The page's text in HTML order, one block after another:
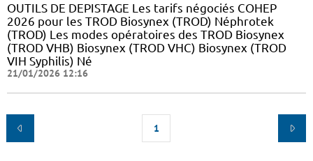
OUTILS DE DEPISTAGE Les tarifs négociés COHEP
2026 pour les TROD Biosynex (TROD) Néphrotek
(TROD) Les modes opératoires des TROD Biosynex
(TROD VHB) Biosynex (TROD VHC) Biosynex (TROD
VIH Syphilis) Né
21/01/2026 12:16
1